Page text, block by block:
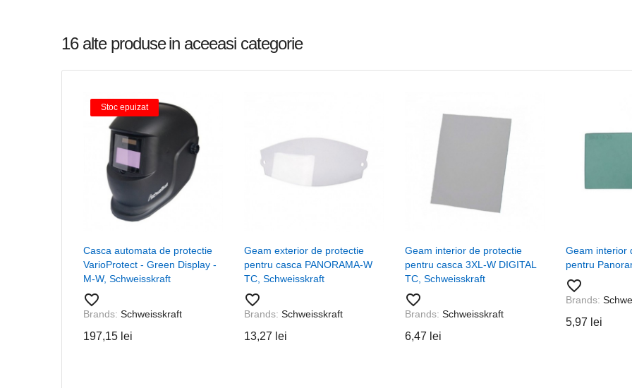
16 alte produsein aceeasi categorie
Stoc epuizat
Casca automata de protectie
VarioProtect - Green Display -
M-W, Schweisskraft
favorite_border
Brands: Schweisskraft
197,15 lei
Geam exterior de protectie
pentru casca PANORAMA-W
TC, Schweisskraft
favorite_border
Brands: Schweisskraft
13,27 lei
Geam interior de protectie
pentru casca 3XL-W DIGITAL
TC, Schweisskraft
favorite_border
Brands: Schweisskraft
6,47 lei
Geam interior
pentru
favorite_border
Brands:
5,97 lei